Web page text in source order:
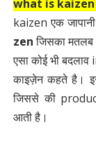
what is kaizen
kaizen एक
zenजिसका
एसा कोई भी
काइज़ेन कहते है।
जिससे की
आती है।